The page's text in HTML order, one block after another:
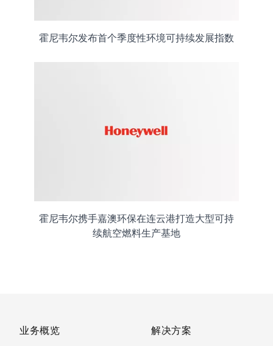
霍尼韦尔发布首个季度性环境可持续发展指数
霍尼韦尔携手嘉澳环保在连云港打造大型可持
续航空燃料生产基地
业务概览
解决方案